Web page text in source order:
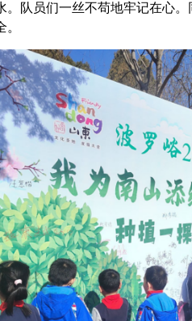
。队员们一丝不苟地牢记在心